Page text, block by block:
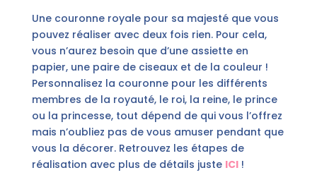
Une couronne royale pour sa majesté que vous
pouvez réaliser avec deux fois rien. Pour cela,
vous n’aurez besoin que d’une assiette en
papier, une paire de ciseaux et de la couleur !
Personnalisez la couronne pour les différents
membres de la royauté, le roi, la reine, le prince
ou la princesse, tout dépend de qui vous l’offrez
mais n’oubliez pas de vous amuser pendant que
vous la décorer. Retrouvez les étapes de
réalisation avec plus de détails juste ICI!